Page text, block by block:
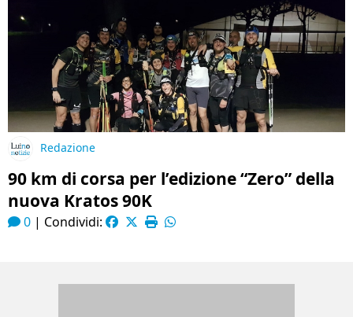
Redazione
90 km di corsa per l’edizione “Zero” della
nuova Kratos 90K
0 | Condividi: